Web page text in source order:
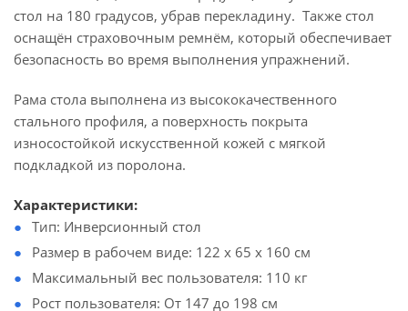
стол на 180 градусов, убрав перекладину. Также стол
оснащён страховочным ремнём, который обеспечивает
безопасность во время выполнения упражнений.
Рама стола выполнена из высококачественного
стального профиля, а поверхность покрыта
износостойкой искусственной кожей с мягкой
подкладкой из поролона.
Характеристики:
Тип: Инверсионный стол
Размер в рабочем виде: 122 х 65 х 160 см
Максимальный вес пользователя: 110 кг
Рост пользователя: От 147 до 198 см